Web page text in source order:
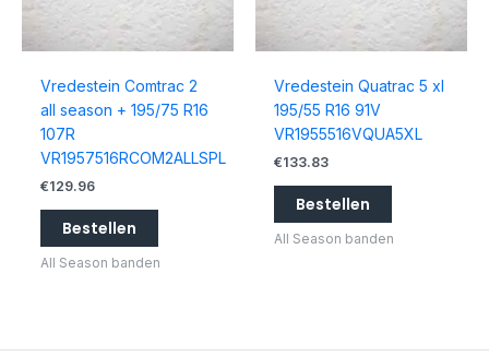
Vredestein Comtrac 2
all season + 195/75 R16
107R
VR1957516RCOM2ALLSPL
€129.96
Bestellen
All Season banden
Vredestein Quatrac 5 xl
195/55 R16 91V
VR1955516VQUA5XL
€133.83
Bestellen
All Season banden